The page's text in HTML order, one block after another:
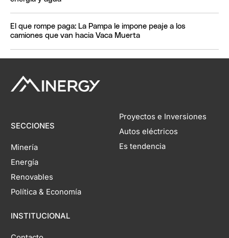
El que rompe paga: La Pampa le impone peaje a los
camiones que van hacia Vaca Muerta
SECCIONES
Minería
Energía
Renovables
Política & Economía
INSTITUCIONAL
Proyectos e Inversiones
Autos eléctricos
Es tendencia